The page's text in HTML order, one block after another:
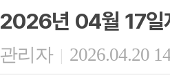
2026년 04월 17일
관리자 | 2026.04.20